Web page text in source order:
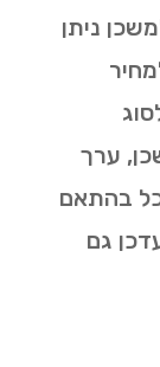
ניתן
ערך
בהתאם
גם